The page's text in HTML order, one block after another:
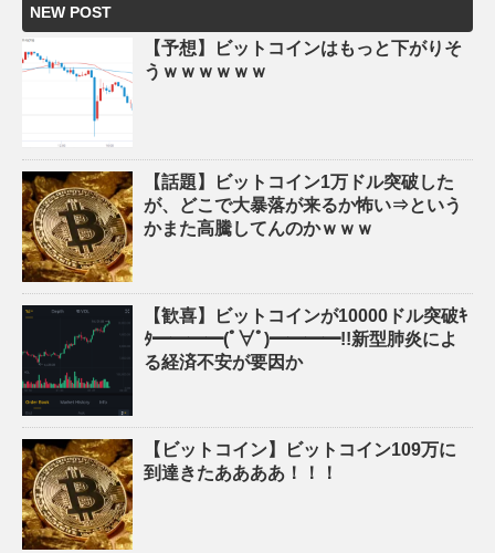
NEW POST
【予想】ビットコインはもっと下がりそ
うｗｗｗｗｗｗ
【話題】ビットコイン1万ドル突破した
が、どこで大暴落が来るか怖い⇒という
かまた高騰してんのかｗｗｗ
【歓喜】ビットコインが10000ドル突破ｷ
ﾀ━━━━(ﾟ∀ﾟ)━━━━!!新型肺炎によ
る経済不安が要因か
【ビットコイン】ビットコイン109万に
到達きたああああ！！！